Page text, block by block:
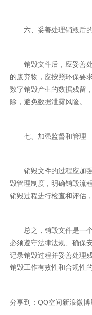
六、妥善处理销毁后的
销毁文件后，应妥善处
的废弃物，应按照环保要
数字销毁产生的数据残留
除，避免数据泄露风险。
七、加强监督和管理
销毁文件的过程应加强
毁管理制度，明确销毁流
销毁过程进行检查和评估
总之，销毁文件是一个
必须遵守法律法规、确保
记录销毁过程并妥善处理
销毁工作有效性和合规性
分享到： QQ空间新浪微博